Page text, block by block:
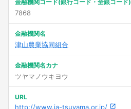
金融機関コード(銀行コード・全銀コード)
7868
金融機関名
津山農業協同組合
金融機関名カナ
ツヤマノウキヨウ
URL
http://www.ja-tsuyama.or.jp/